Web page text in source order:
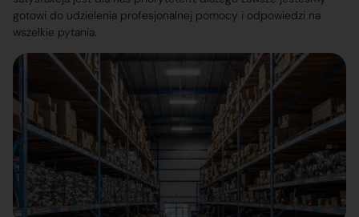
gotowi do udzielenia profesjonalnej pomocy i odpowiedzi na
wszelkie pytania.